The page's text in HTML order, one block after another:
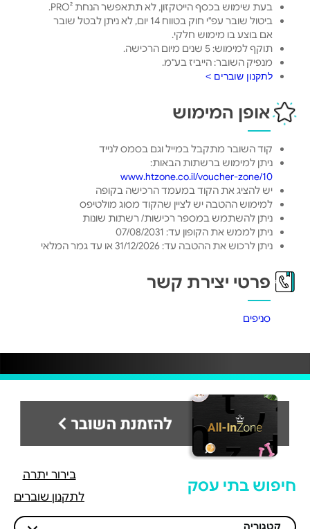
בעת שימוש בכסף הייטקזון, לא תתאפשר הנחת PRO².
ביטול שובר עפ"י חוק בטווח 14 יום, לא ניתן לבטל שובר
אם בוצע בו מימוש חלקי.
תוקף למימוש: 5 שנים מיום הרכישה.
מנפיק השובר: הייביז בע"מ.
לתקנון שוברים >
אופן המימוש
קוד השובר מתקבל במייל וגם בסמס לנייד
ניתן למימוש ברשתות הבאות:
www.htzone.co.il/voucher-zone/10
יש להציג את הקוד במעמד הרכישה בקופה
למימוש ההטבה יש לציין שהקוד מסוג מולטיפס
ניתן להשתמש במספר רכישות/ רשתות שונות
ניתן לממש את הקופון עד: 07/08/2031
ניתן לרכוש את ההטבה עד: 31/12/2026 או עד גמר המלאי
פרטי יצירת קשר
סניפים
חיפוש בתי עסק
בירור יתרה
לתקנון שוברים